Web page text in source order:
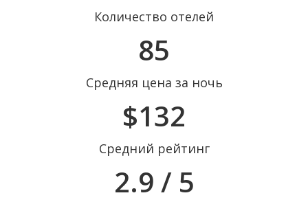
Количество отелей
85
Средняя цена за ночь
$132
Средний рейтинг
2.9 / 5